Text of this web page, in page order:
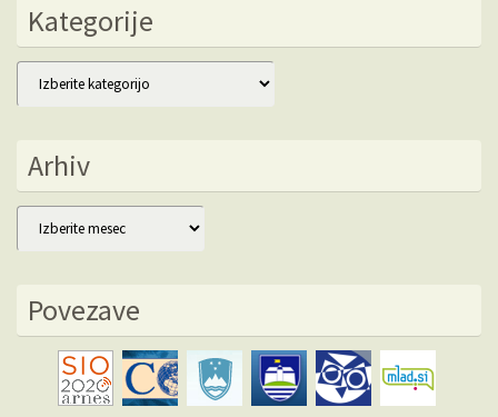
Kategorije
Kategorije
Arhiv
Arhiv
Povezave